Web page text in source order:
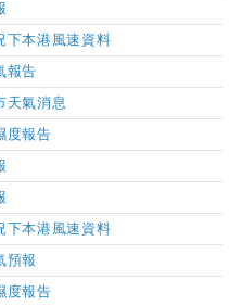
下本港風速資料
報告
天氣消息
度報告
下本港風速資料
預報
度報告